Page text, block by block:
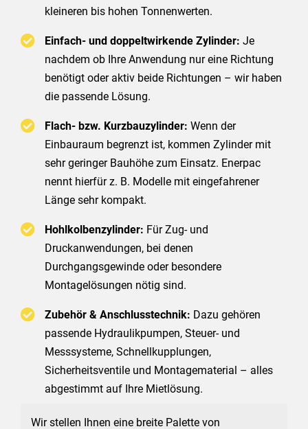
kleineren bis hohen Tonnenwerten.
Einfach- und doppeltwirkende Zylinder: Je
nachdem ob Ihre Anwendung nur eine Richtung
benötigt oder aktiv beide Richtungen – wir haben
die passende Lösung.
Flach- bzw. Kurzbauzylinder: Wenn der
Einbauraum begrenzt ist, kommen Zylinder mit
sehr geringer Bauhöhe zum Einsatz. Enerpac
nennt hierfür z. B. Modelle mit eingefahrener
Länge sehr kompakt.
Hohlkolbenzylinder: Für Zug- und
Druckanwendungen, bei denen
Durchgangsgewinde oder besondere
Montagelösungen nötig sind.
Zubehör & Anschlusstechnik: Dazu gehören
passende Hydraulikpumpen, Steuer- und
Messsysteme, Schnellkupplungen,
Sicherheitsventile und Montagematerial – alles
abgestimmt auf Ihre Mietlösung.
Wir stellen Ihnen eine breite Palette von